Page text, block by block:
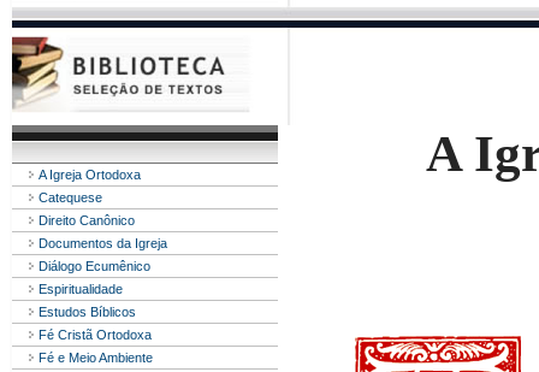
A Igreja Ortodoxa
Catequese
Direito Canônico
Documentos da Igreja
Diálogo Ecumênico
Espiritualidade
Estudos Bíblicos
Fé Cristã Ortodoxa
Fé e Meio Ambiente
A